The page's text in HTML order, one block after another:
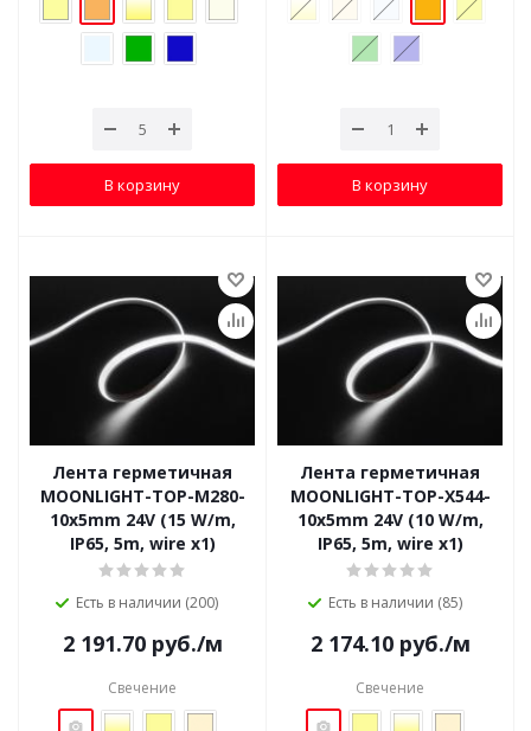
В корзину В корзину
Лента герметичная
MOONLIGHT-TOP-M280-
10x5mm 24V (15 W/m,
IP65, 5m, wire x1)
Есть в наличии (200)
2 191.70руб./м
Свечение
Лента герметичная
MOONLIGHT-TOP-X544-
10x5mm 24V (10 W/m,
IP65, 5m, wire x1)
Есть в наличии (85)
2 174.10руб./м
Свечение